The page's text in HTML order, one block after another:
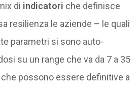
di indicatori che definisce
resilienza le aziende – le quali
parametri si sono auto-
su un range che va da 7 a 35
possono essere definitive a